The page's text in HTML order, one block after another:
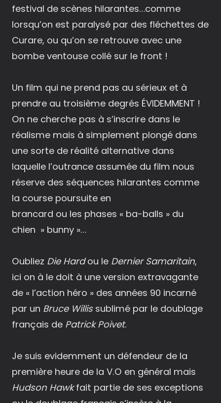
festival de scènes hilarantes…comme
lorsqu’on est paralysé par des fléchettes de
Curare, ou qu’on se retrouve avec une
bombe ventouse collé sur le front !
Un film qui ne prend pas au sérieux et à
prendre au troisième degrés ÉVIDEMMENT !
On ne cherche pas à s’inscrire dans le
réalisme mais à simplement plongé dans
une sorte de réalité alternative dans
laquelle l’outrance assumée du film nous
réserve des séquences hilarantes comme
la course poursuite en
brancard ou les phases « ba-balls » du
chien » bunny »…
Oubliez Die Hardou le Dernier Samaritain,
ici on à le doit à une version extravagante
de « l’action héro » des années 90 incarné
par un Bruce Willissublimé par le doublage
français de Patrick Poivet.
Je suis evidemment un défendeur de la
première heure de la V.O en général mais
Hudson Hawkfait partie de ses exceptions